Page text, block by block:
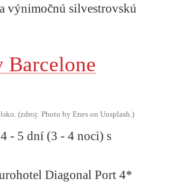
výnimočnú silvestrovskú
Barcelone
(zdroj: Photo by Enes on Unsplash.)
4 - 5 dní (3 - 4 noci) s
Diagonal Port 4*